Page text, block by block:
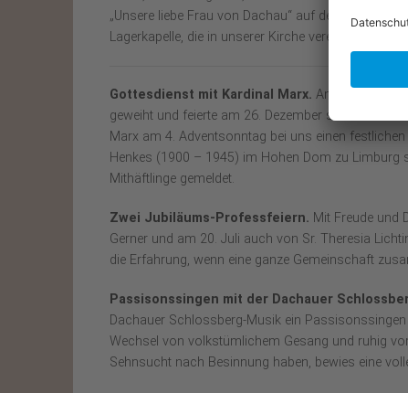
„Unsere liebe Frau von Dachau“ auf dem Fuß des
Lagerkapelle, die in unserer Kirche verehrt wird.
Gottesdienst mit Kardinal Marx. Am 17.
geweiht und feierte am 26. Dezember seine erste
Marx am 4. Adventsonntag bei uns einen
Henkes (1900 – 1945) im Hohen Dom zu Limburg
Mithäftlinge gemeldet.
Zwei Jubiläums-Professfeiern. Mit Freude und
Gerner und am 20. Juli auch von Sr. Theresia
die Erfahrung, wenn eine ganze Gemeinschaft
Passisonssingen mit der Dachauer
Dachauer Schlossberg-Musik ein
Wechsel von volkstümlichem Gesang und ruhig
Sehnsucht nach Besinnung haben, bewies eine